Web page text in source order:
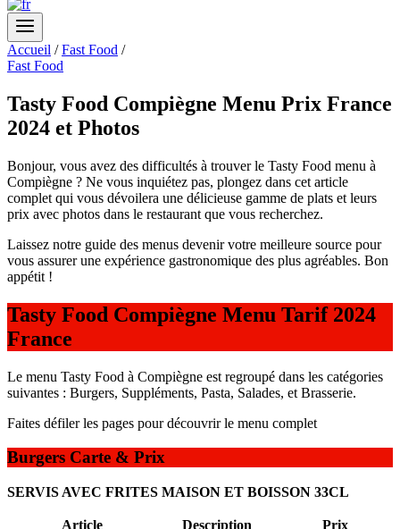
Accueil / Fast Food /
Fast Food
Tasty Food Compiègne Menu Prix France
2024 et Photos
Bonjour, vous avez des difficultés à trouver le Tasty Food menu à
Compiègne ? Ne vous inquiétez pas, plongez dans cet article
complet qui vous dévoilera une délicieuse gamme de plats et leurs
prix avec photos dans le restaurant que vous recherchez.
Laissez notre guide des menus devenir votre meilleure source pour
vous assurer une expérience gastronomique des plus agréables. Bon
appétit !
Tasty Food Compiègne Menu Tarif 2024
France
Le menu Tasty Food à Compiègne est regroupé dans les catégories
suivantes : Burgers, Suppléments, Pasta, Salades, et Brasserie.
Faites défiler les pages pour découvrir le menu complet
Burgers Carte & Prix
SERVIS AVEC FRITES MAISON ET BOISSON 33CL
Article Description Prix